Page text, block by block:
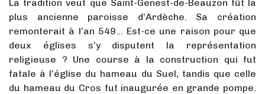
La tradition veut que Saint-Genest-de-Beauzon fût la
plus ancienne paroisse d’Ardèche. Sa création
remonterait à l’an 549… Est-ce une raison pour que
deux églises s’y disputent la représentation
religieuse ? Une course à la construction qui fut
fatale à l’église du hameau du Suel, tandis que celle
du hameau du Cros fut inaugurée en grande pompe.